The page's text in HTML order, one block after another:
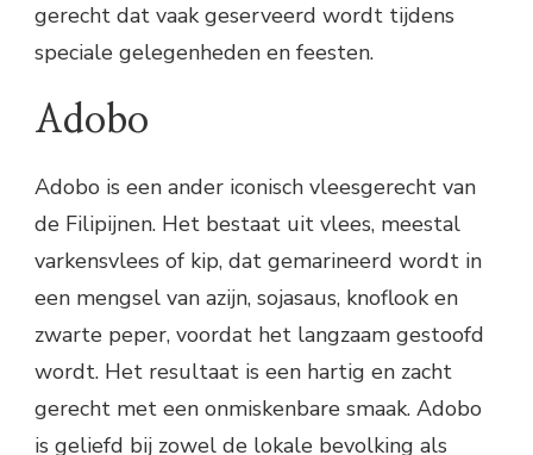
gerecht dat vaak geserveerd wordt tijdens
speciale gelegenheden en feesten.
Adobo
Adobo is een ander iconisch vleesgerecht van
de Filipijnen. Het bestaat uit vlees, meestal
varkensvlees of kip, dat gemarineerd wordt in
een mengsel van azijn, sojasaus, knoflook en
zwarte peper, voordat het langzaam gestoofd
wordt. Het resultaat is een hartig en zacht
gerecht met een onmiskenbare smaak. Adobo
is geliefd bij zowel de lokale bevolking als